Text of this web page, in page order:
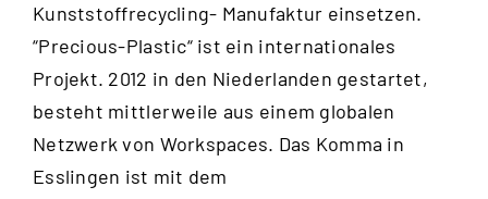
Kunststoffrecycling- Manufaktur einsetzen.
“Precious-Plastic“ ist ein internationales
Projekt. 2012 in den Niederlanden gestartet,
besteht mittlerweile aus einem globalen
Netzwerk von Workspaces. Das Komma in
Esslingen ist mit dem